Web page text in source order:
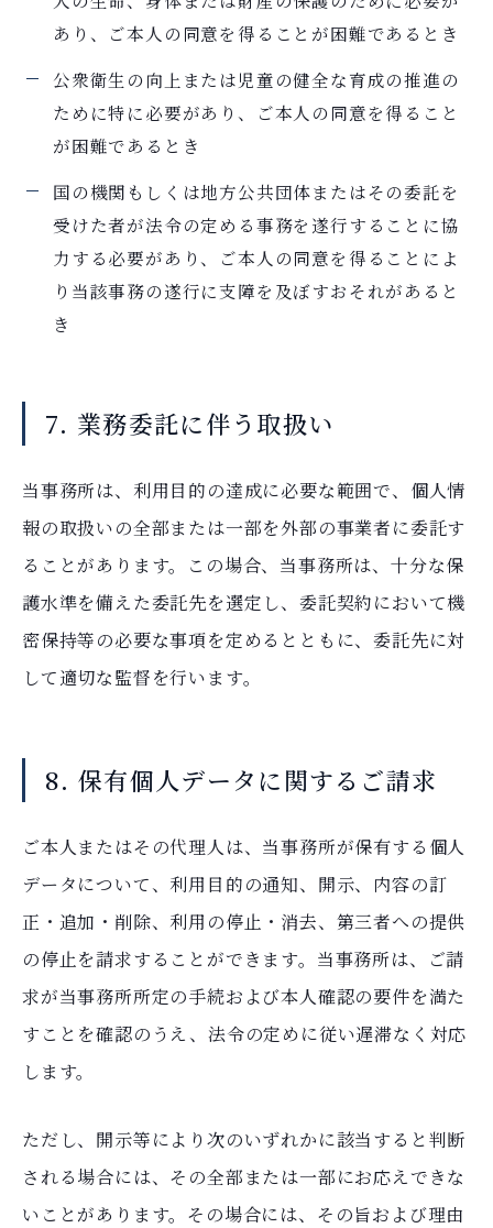
あり、ご本人の同意を得ることが困難であるとき
公衆衛生の向上または児童の健全な育成の推進の
ために特に必要があり、ご本人の同意を得ること
が困難であるとき
国の機関もしくは地方公共団体またはその委託を
受けた者が法令の定める事務を遂行することに協
力する必要があり、ご本人の同意を得ることによ
り当該事務の遂行に支障を及ぼすおそれがあると
き
7. 業務委託に伴う取扱い
当事務所は、利用目的の達成に必要な範囲で、個人情
報の取扱いの全部または一部を外部の事業者に委託す
ることがあります。この場合、当事務所は、十分な保
護水準を備えた委託先を選定し、委託契約において機
密保持等の必要な事項を定めるとともに、委託先に対
して適切な監督を行います。
8. 保有個人データに関するご請求
ご本人またはその代理人は、当事務所が保有する個人
データについて、利用目的の通知、開示、内容の訂
正・追加・削除、利用の停止・消去、第三者への提供
の停止を請求することができます。当事務所は、ご請
求が当事務所所定の手続および本人確認の要件を満た
すことを確認のうえ、法令の定めに従い遅滞なく対応
します。
ただし、開示等により次のいずれかに該当すると判断
される場合には、その全部または一部にお応えできな
いことがあります。その場合には、その旨および理由